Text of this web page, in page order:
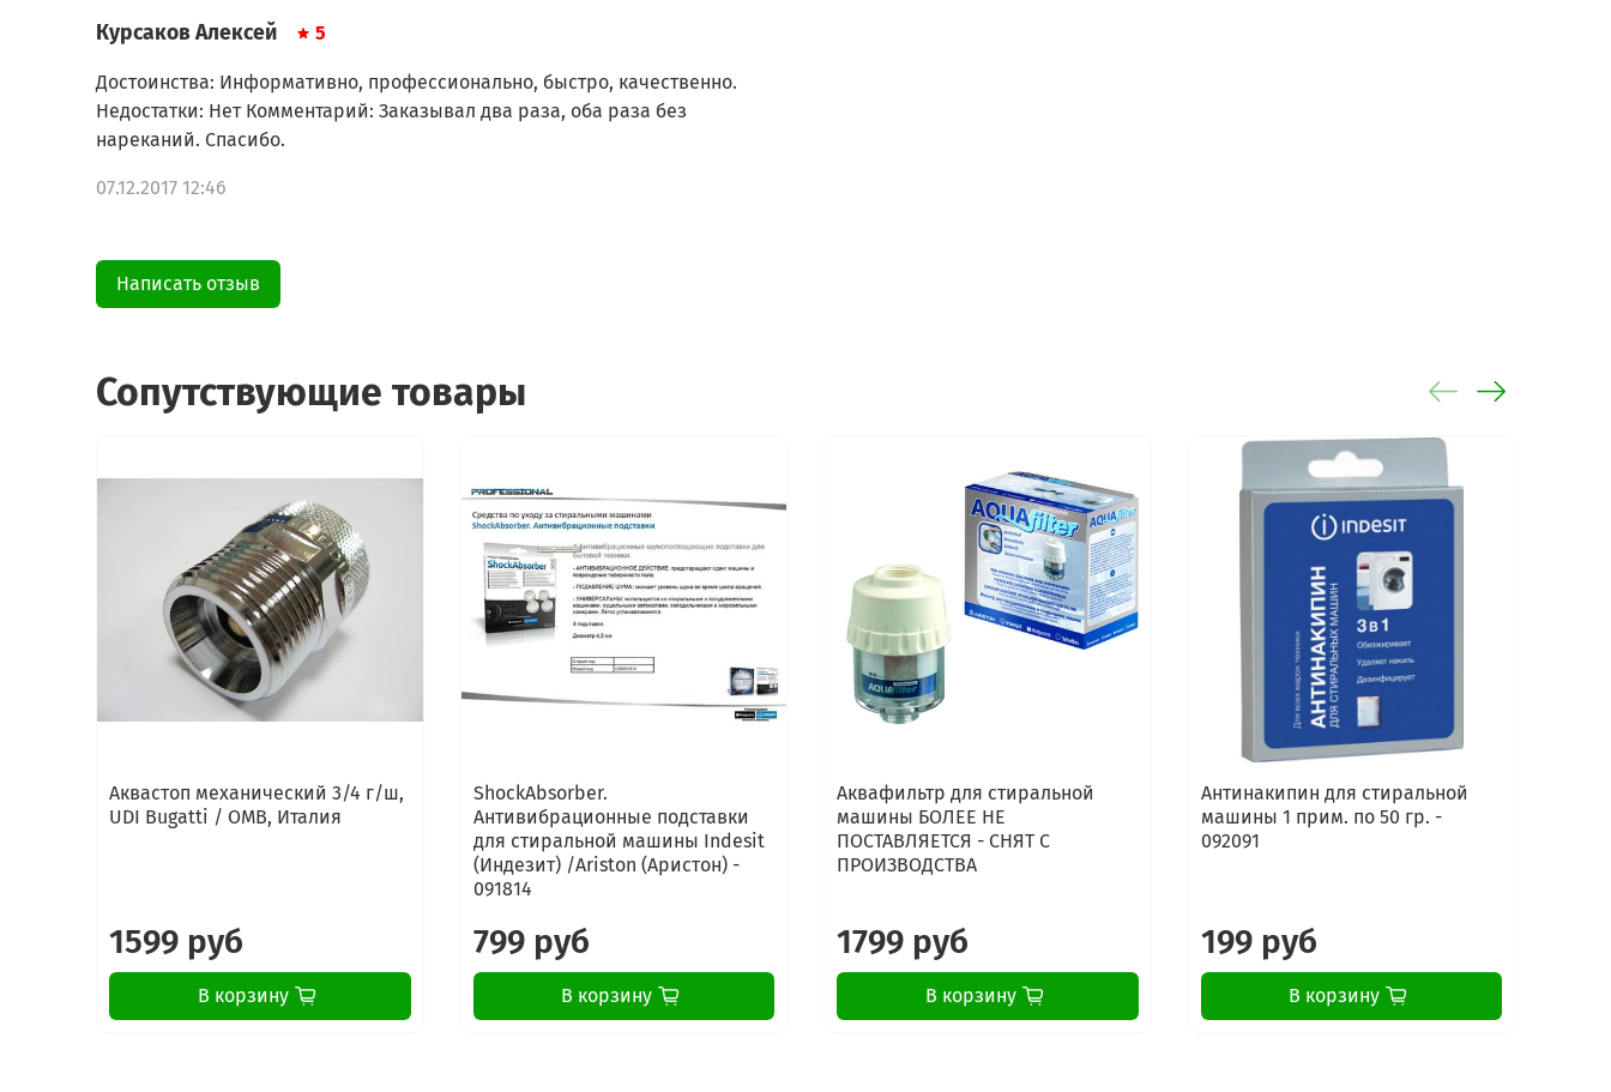
Курсаков Алексей 5
Достоинства: Информативно, профессионально, быстро, качественно.
Недостатки: Нет Комментарий: Заказывал два раза, оба раза без
нареканий. Спасибо.
07.12.2017 12:46
Написать отзыв
Сопутствующие товары
Аквастоп механический 3/4 г/ш,
UDI Bugatti / OMB, Италия
1599 руб
В корзину
ShockAbsorber.
Антивибрационные подставки
для стиральной машины Indesit
(Индезит) /Ariston (Аристон) -
091814
799 руб
В корзину
Аквафильтр для стиральной
машины БОЛЕЕ НЕ
ПОСТАВЛЯЕТСЯ - СНЯТ С
ПРОИЗВОДСТВА
1799 руб
В корзину
Антинакипин для стиральной
машины 1 прим. по 50 гр. -
092091
199 руб
В корзину